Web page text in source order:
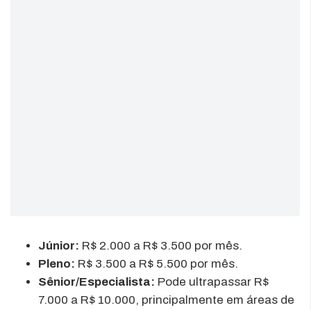
Júnior: R$ 2.000 a R$ 3.500 por mês.
Pleno: R$ 3.500 a R$ 5.500 por mês.
Sênior/Especialista: Pode ultrapassar R$
7.000 a R$ 10.000, principalmente em áreas de